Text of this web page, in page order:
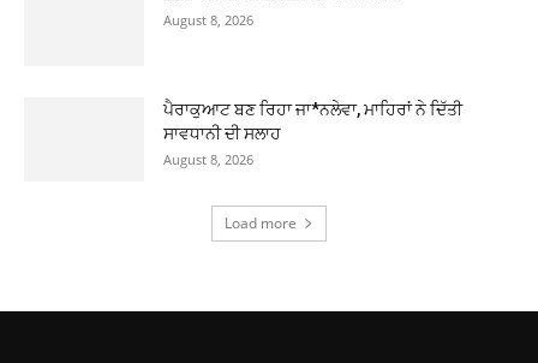
August 8, 2026
ਪੈਰਾਕੁਆਟ ਬਣ ਰਿਹਾ ਜਾ*ਨਲੇਵਾ, ਮਾਹਿਰਾਂ ਨੇ ਦਿੱਤੀ
ਸਾਵਧਾਨੀ ਦੀ ਸਲਾਹ
August 8, 2026
Load more